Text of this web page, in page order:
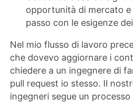
opportunità di mercato e
passo con le esigenze
Nel mio flusso di lavoro
che dovevo aggiornare i
chiedere a un ingegnere di
pull request io stesso. Il
ingegneri segue un